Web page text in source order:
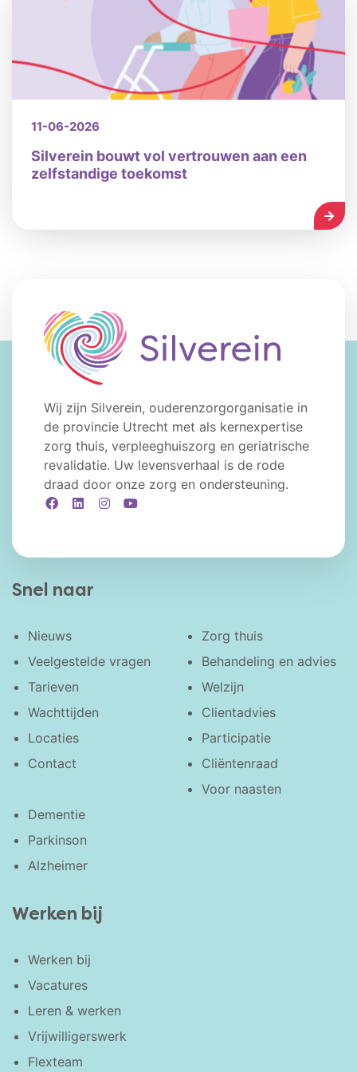
11-06-2026
Silverein bouwt vol vertrouwen aan een
zelfstandige toekomst
Wij zijn Silverein, ouderenzorgorganisatie in
de provincie Utrecht met als kernexpertise
zorg thuis, verpleeghuiszorg en geriatrische
revalidatie. Uw levensverhaal is de rode
draad door onze zorg en ondersteuning.
FacebookLinkedInInstagram
Snel naar
Nieuws
Veelgestelde vragen
Tarieven
Wachttijden
Locaties
Contact
Zorg thuis
Behandeling en advies
Welzijn
Clientadvies
Participatie
Cliëntenraad
Voor naasten
Dementie
Parkinson
Alzheimer
Werken bij
Werken bij
Vacatures
Leren & werken
Vrijwilligerswerk
Flexteam